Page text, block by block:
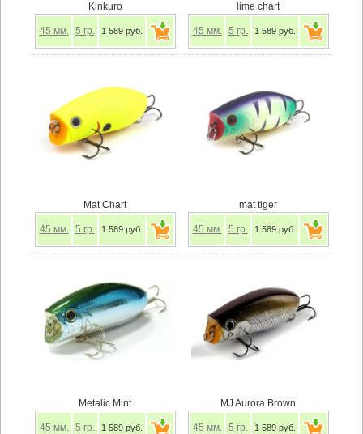
Kinkuro
45 мм. 5 гр. 1 589 руб.
lime chart
45 мм. 5 гр. 1 589 руб.
Mat Chart
45 мм. 5 гр. 1 589 руб.
mat tiger
45 мм. 5 гр. 1 589 руб.
Metalic Mint
45 мм. 5 гр. 1 589 руб.
MJ Aurora Brown
45 мм. 5 гр. 1 589 руб.